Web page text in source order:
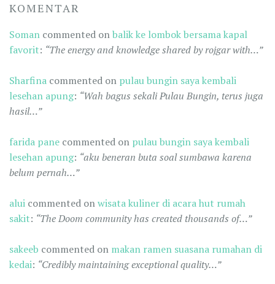
KOMENTAR
Soman commented onbalik ke lombok bersama kapal
favorit: “The energy and knowledge shared by rojgar with…”
Sharfina commented on pulau bungin saya kembali
lesehan apung: “Wah bagus sekali Pulau Bungin, terus juga
hasil…”
farida pane commented on pulau bungin saya kembali
lesehan apung: “aku beneran buta soal sumbawa karena
belum pernah…”
alui commented onwisata kuliner di acara hut rumah
sakit: “The Doom community has created thousands of…”
sakeeb commented on makan ramen suasana rumahan di
kedai: “Credibly maintaining exceptional quality…”